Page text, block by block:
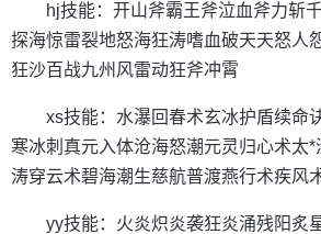
hj技能：开山斧霸王斧泣血斧力斩
探海惊雷裂地怒海狂涛嗜血破天天怒人
狂沙百战九州风雷动狂斧冲霄
xs技能：水瀑回春术玄冰护盾续命
寒冰刺真元入体沧海怒潮元灵归心术太
涛穿云术碧海潮生慈航普渡燕行术疾风
yy技能：火炎炽炎袭狂炎涌残阳炙